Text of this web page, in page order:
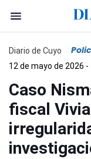
Diario de Cuyo
12 de mayo de 2026 -
Caso
fiscal